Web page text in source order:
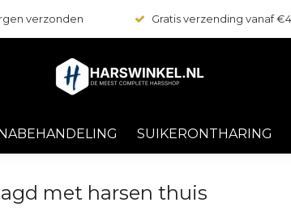
verzonden Gratis verzending vanaf
SUIKERONTHARING
met harsen thuis